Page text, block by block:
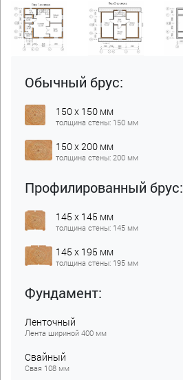
Обычный брус:
150 x 150 мм
толщина стены: 150 мм
150 x 200 мм
толщина стены: 200 мм
Профилированный брус:
145 x 145 мм
толщина стены: 145 мм
145 x 195 мм
толщина стены: 195 мм
Фундамент:
Ленточный
Лента шириной 400 мм
Свайный
Свая 108 мм